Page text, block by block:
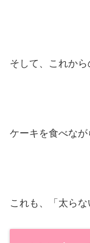
そして、これから
ケーキを食べなが
これも、「太らな